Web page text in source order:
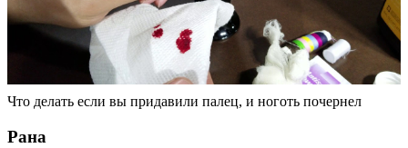
Что делать если вы придавили палец, и ноготь почернел
Рана